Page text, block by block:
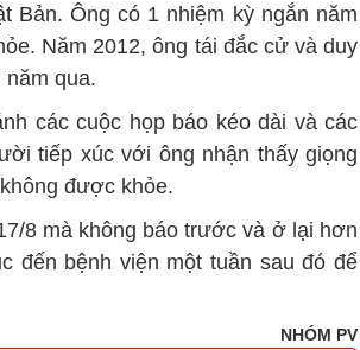
Bản. Ông có 1 nhiệm kỳ ngắn năm
Năm 2012, ông tái đắc cử và duy
qua.
các cuộc họp báo kéo dài và các
tiếp xúc với ông nhận thấy giọng
được khỏe.
8 mà không báo trước và ở lại hơn
đến bệnh viện một tuần sau đó để
NHÓM PV